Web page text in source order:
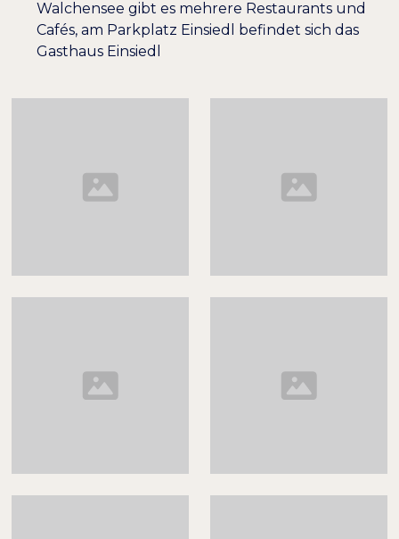
Walchensee gibt es mehrere Restaurants und
Cafés, am Parkplatz Einsiedl befindet sich das
Gasthaus Einsiedl